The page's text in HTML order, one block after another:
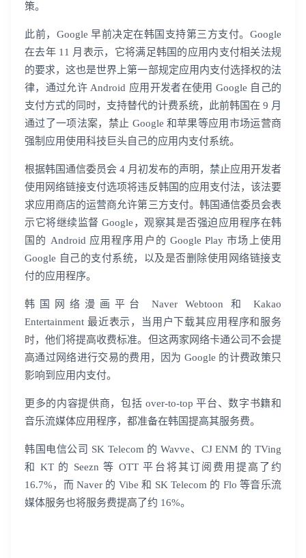
策。
此前，Google 早前决定在韩国支持第三方支付。Google
在去年 11 月表示，它将满足韩国的应用内支付相关法规
的要求，这也是世界上第一部规定应用内支付选择权的法
律，通过允许 Android 应用开发者在使用 Google 自己的
支付方式的同时，支持替代的计费系统，此前韩国在 9 月
通过了一项法案，禁止 Google 和苹果等应用市场运营商
强制应用使用科技巨头自己的应用内支付系统。
根据韩国通信委员会 4 月初发布的声明，禁止应用开发者
使用网络链接支付选项将违反韩国的应用支付法，该法要
求应用商店的运营商允许第三方支付。韩国通信委员会表
示它将继续监督 Google，观察其是否强迫应用程序在韩
国的 Android 应用程序用户的 Google Play 市场上使用
Google 自己的支付系统，以及是否删除使用网络链接支
付的应用程序。
韩国网络漫画平台 Naver Webtoon 和 Kakao
Entertainment 最近表示，当用户下载其应用程序和服务
时，他们将提高收费标准。但这两家网络卡通公司不会提
高通过网络进行交易的费用，因为 Google 的计费政策只
影响到应用内支付。
更多的内容提供商，包括 over-to-top 平台、数字书籍和
音乐流媒体应用程序，都准备在韩国提高其服务费。
韩国电信公司 SK Telecom 的 Wavve、CJ ENM 的 TVing
和 KT 的 Seezn 等 OTT 平台将其订阅费用提高了约
16.7%，而 Naver 的 Vibe 和 SK Telecom 的 Flo 等音乐流
媒体服务也将服务费提高了约 16%。